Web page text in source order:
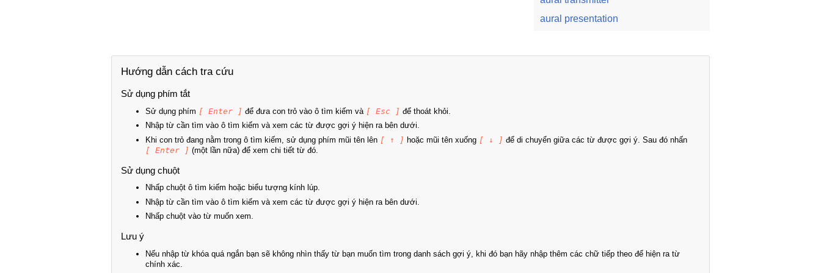
aural presentation
Hướng dẫn cách tra cứu
Sử dụng phím tắt
Sử dụng phím [ Enter ] để đưa con trỏ vào ô tìm kiếm và [ Esc ] để thoát khỏi.
Nhập từ cần tìm vào ô tìm kiếm và xem các từ được gợi ý hiện ra bên dưới.
Khi con trỏ đang nằm trong ô tìm kiếm, sử dụng phím mũi tên lên [ ↑ ] hoặc mũi tên xuống [ ↓ ] để di chuyển giữa các từ được gợi ý. Sau đó nhấn
[ Enter ] (một lần nữa) để xem chi tiết từ đó.
Sử dụng chuột
Nhấp chuột ô tìm kiếm hoặc biểu tượng kính lúp.
Nhập từ cần tìm vào ô tìm kiếm và xem các từ được gợi ý hiện ra bên dưới.
Nhấp chuột vào từ muốn xem.
Lưu ý
Nếu nhập từ khóa quá ngắn bạn sẽ không nhìn thấy từ bạn muốn tìm trong danh sách gợi ý, khi đó bạn hãy nhập thêm các chữ tiếp theo để hiện ra từ
chính xác.